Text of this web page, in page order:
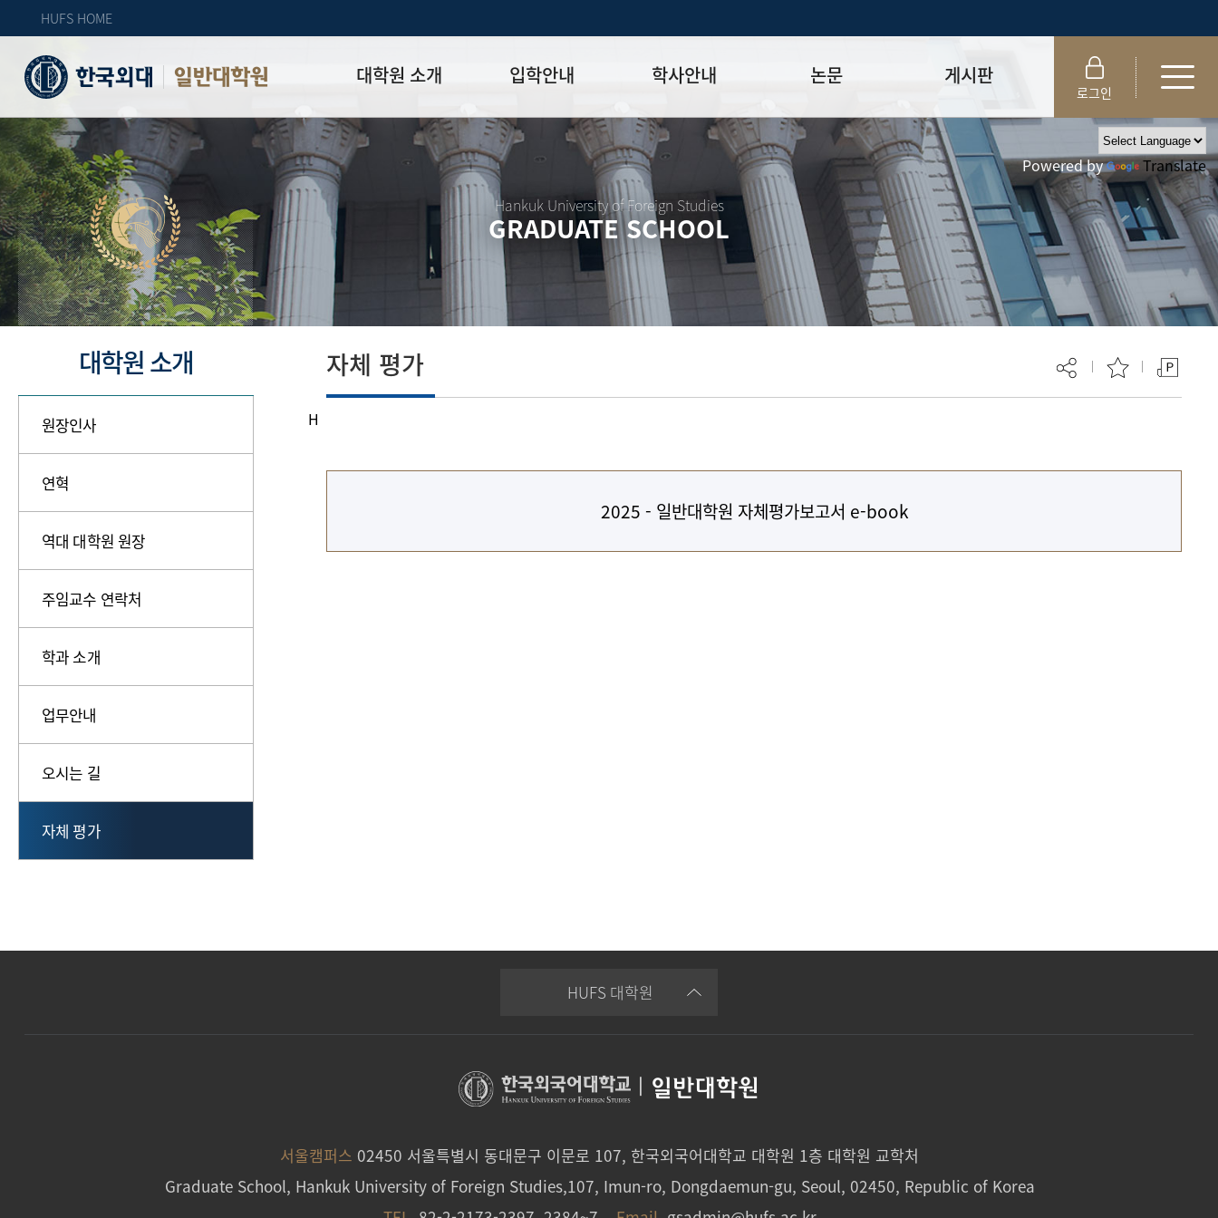
HUFS HOME
일반대학원 대학원 소개
원장인사
연혁
주임교수 연락처
자체 평가
입학안내
모집일정
모집요강
입시 공지사항
학부-대학원 연계과정
석·박사 통합 학위과정
박사후 연구과정
학사안내
학사일정표
강의시간표
수업
학적
장학
외국어시험
종합시험
제 규정
논문
학위논문제출 절차/자격
논문작성법 및 템플릿
양식함
논문지도_
학위논문제안심사
연구윤리교육 이수 안내
연구윤리위원회 규정
연구윤리 지침서
게시판
공지사항
자료실
FAQ
취업·모집 관련 공지
특강·프로그램 관련 공지
대학원생권리장전
대학원 총학생회
외국인 유학생 비자(VISA)
로그인
Hankuk University of Foreign Studies
GRADUATE SCHOOL
Powered by Translate
대학원 소개
원장인사
연혁
역대 대학원 원장
주임교수 연락처
학과 소개
업무안내
오시는 길
자체 평가
H
자체 평가
2025 - 일반대학원 자체평가보고서 e-book
HUFS 대학원
| 일반대학원
서울캠퍼스 02450 서울특별시 동대문구 이문로 107, 한국외국어대학교 대학원 1층 대학원 교학처
Graduate School, Hankuk University of Foreign Studies,107, Imun-ro, Dongdaemun-gu, Seoul, 02450, Republic of Korea